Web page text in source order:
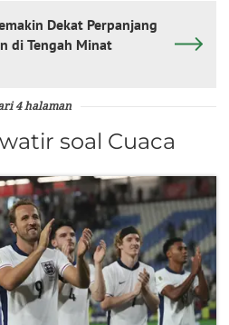
Dekat Perpanjang
di Tengah Minat
4 halaman
soal Cuaca